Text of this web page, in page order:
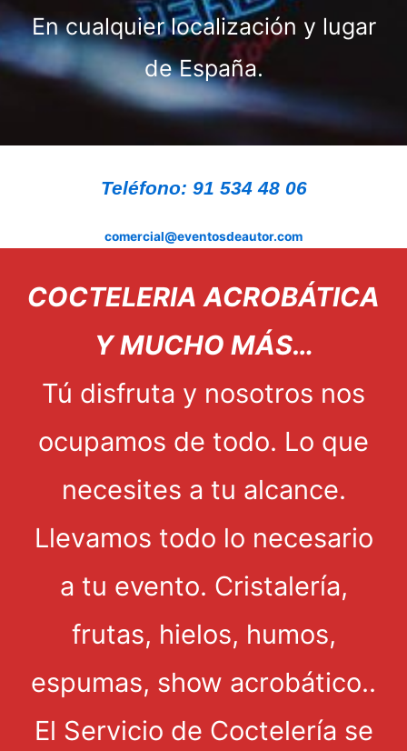
En cualquier localización y lugar
de España.
Teléfono: 91 534 48 06
comercial@eventosdeautor.com
COCTELERIA ACROBÁTICA
Y MUCHO MÁS…
Tú disfruta y nosotros nos
ocupamos de todo. Lo que
necesites a tu alcance.
Llevamos todo lo necesario
a tu evento. Cristalería,
frutas, hielos, humos,
espumas, show acrobático..
El Servicio de Coctelería se